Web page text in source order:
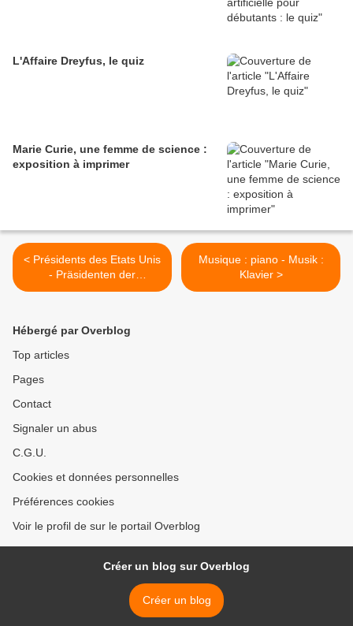
L'Affaire Dreyfus, le quiz
Marie Curie, une femme de science :
exposition à imprimer
< Présidents des Etats Unis
- Präsidenten der
Vereinigten Staaten -
States
Musique : piano - Musik :
Klavier >
Hébergé par Overblog
Top articles
Pages
Contact
Signaler un abus
C.G.U.
Cookies et données personnelles
Préférences cookies
Voir le profil de sur le portail Overblog
Créer un blog sur Overblog
Créer un blog